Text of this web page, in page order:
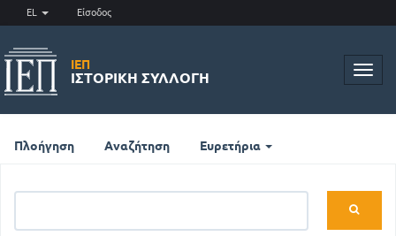
EL Είσοδος
ΙΕΠ
ΙΣΤΟΡΙΚΉ ΣΥΛΛΟΓΉ
Πλοήγηση Αναζήτηση Ευρετήρια